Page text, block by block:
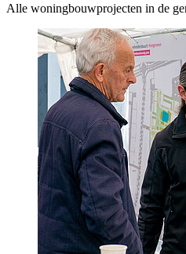
Alle woningbouwprojecten in de